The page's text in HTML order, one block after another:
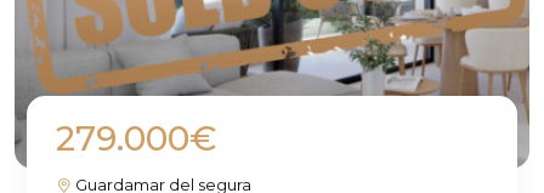
279.000€
Guardamar del segura